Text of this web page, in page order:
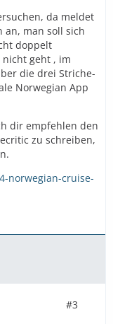
da meldet
an, man soll sich
doppelt
geht , im
die drei Striche-
Norwegian App
dir empfehlen den
zu schreiben,
norwegian-cruise-
#3